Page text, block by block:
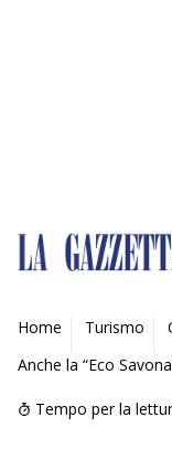
AMBIENTE
MOBILITÀ
INDUSTRIA
Home Turismo
Anche la “Eco
Tempo per la